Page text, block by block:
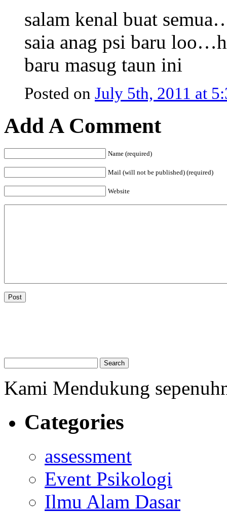
salam kenal buat
saia anag psi baru
baru masug taun ini
Posted on July 5th, 2011 at
Add A Comment
Name (required)
Mail (will not be published) (required)
Website
Kami Mendukung
Categories
assessment
Event Psikologi
Ilmu Alam Dasar